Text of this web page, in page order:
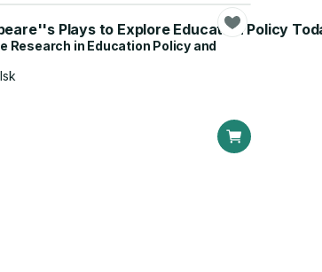
Plays to Explore Education Policy
Research in Education Policy and